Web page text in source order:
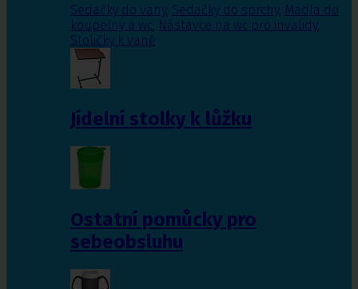
Sedačky do vany, Sedačky do sprchy, Madla do
koupelny a wc, Nástavce na wc pro invalidy,
Stoličky k vaně
Jídelní stolky k lůžku
Ostatní pomůcky pro
sebeobsluhu